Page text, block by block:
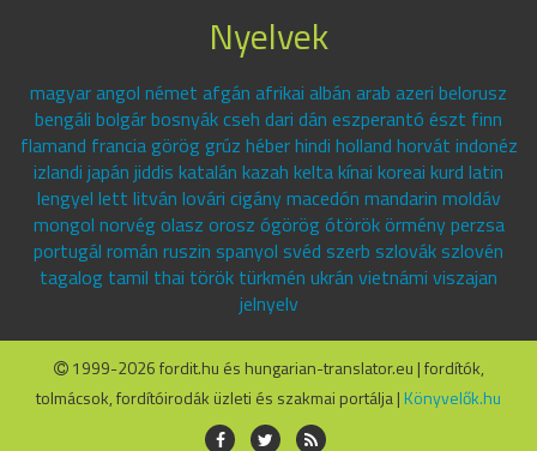
Nyelvek
magyar angol német afgán afrikai albán arab azeri belorusz
bengáli bolgár bosnyák cseh dari dán eszperantó észt finn
flamand francia görög grúz héber hindi holland horvát indonéz
izlandi japán jiddis katalán kazah kelta kínai koreai kurd latin
lengyel lett litván lovári cigány macedón mandarin moldáv
mongol norvég olasz orosz ógörög ótörök örmény perzsa
portugál román ruszin spanyol svéd szerb szlovák szlovén
tagalog tamil thai török türkmén ukrán vietnámi viszajan
jelnyelv
1999-2026 fordit.hu és hungarian-translator.eu | fordítók,
tolmácsok, fordítóirodák üzleti és szakmai portálja | Könyvelők.hu